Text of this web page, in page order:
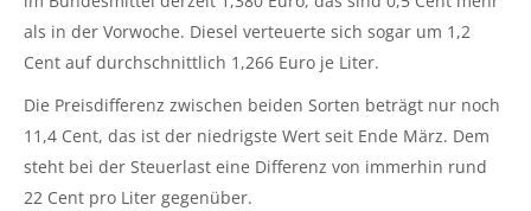
als in der Vorwoche. Diesel verteuerte sich sogar um 1,2
Cent auf durchschnittlich 1,266 Euro je Liter.
Die Preisdifferenz zwischen beiden Sorten beträgt nur noch
11,4 Cent, das ist der niedrigste Wert seit Ende März. Dem
steht bei der Steuerlast eine Differenz von immerhin rund
22 Cent pro Liter gegenüber.